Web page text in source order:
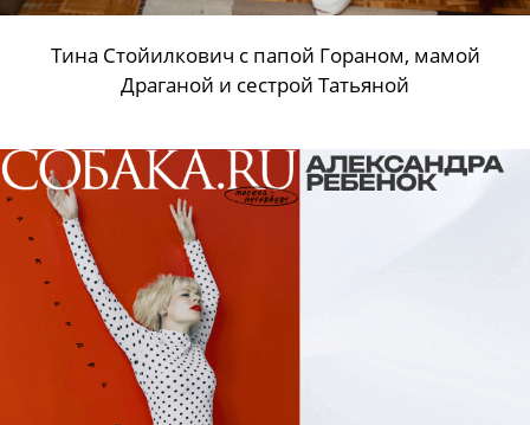
Тина Стойилкович с папой Гораном, мамой
Драганой и сестрой Татьяной